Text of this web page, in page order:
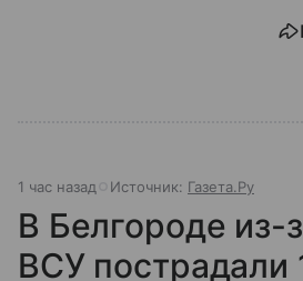
1 час назад Источник: Газета.Ру
В Белгороде из-
ВСУ пострадали